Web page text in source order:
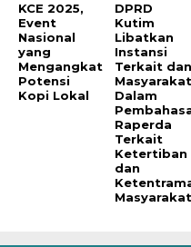
KCE 2025,
Event
Nasional
yang
Mengangkat
Potensi
Kopi Lokal
DPRD
Kutim
Libatkan
Instansi
Terkait dan
Masyarakat
Dalam
Raperda
Terkait
Ketertiban
dan
Masyarakat